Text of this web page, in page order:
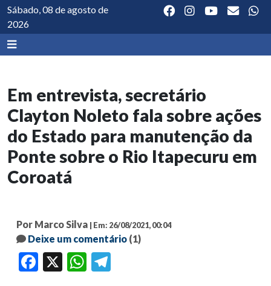
Sábado, 08 de agosto de
2026
Em entrevista, secretário
Clayton Noleto fala sobre ações
do Estado para manutenção da
Ponte sobre o Rio Itapecuru em
Coroatá
Por Marco Silva | Em: 26/08/2021, 00:04
Deixe um comentário (1)
Facebook WhatsApp